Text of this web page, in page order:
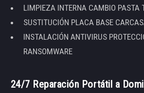
LIMPIEZA INTERNA CAMBIO PASTA
SUSTITUCIÓN PLACA BASE
INSTALACIÓN ANTIVIRUS
RANSOMWARE
24/7 Reparación Portátil a